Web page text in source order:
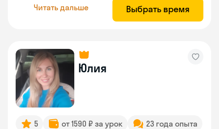
Читать дальше Выбрать время
Юлия
5 от 1590 ₽ за урок
23 года опыта